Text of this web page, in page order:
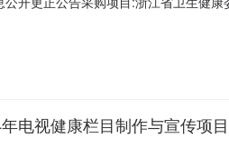
供应商名称:浙江广播
电视健康栏目制作与宣传项